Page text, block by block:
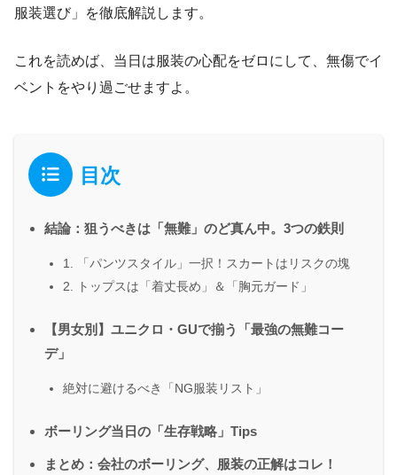
服装選び」を徹底解説します。
これを読めば、当日は服装の心配をゼロにして、無傷でイ
ベントをやり過ごせますよ。
目次
結論：狙うべきは「無難」のど真ん中。3つの鉄則
1. 「パンツスタイル」一択！スカートはリスクの塊
2. トップスは「着丈長め」＆「胸元ガード」
【男女別】ユニクロ・GUで揃う「最強の無難コー
デ」
絶対に避けるべき「NG服装リスト」
ボーリング当日の「生存戦略」Tips
まとめ：会社のボーリング、服装の正解はコレ！